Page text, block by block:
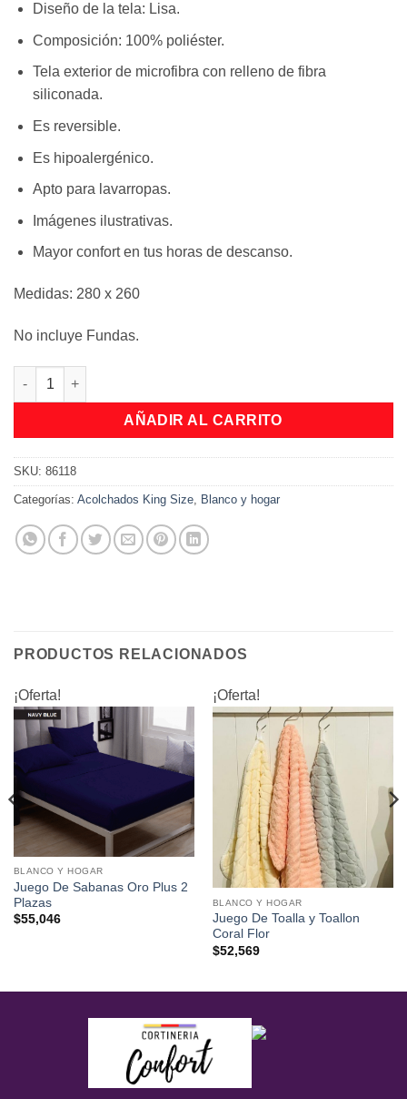
Diseño de la tela: Lisa.
Composición: 100% poliéster.
Tela exterior de microfibra con relleno de fibra
siliconada.
Es reversible.
Es hipoalergénico.
Apto para lavarropas.
Imágenes ilustrativas.
Mayor confort en tus horas de descanso.
Medidas: 280 x 260
No incluye Fundas.
Edredon Cdi 4 Estaciones King Size cantidad
AÑADIR AL CARRITO
SKU: 86118
Categorías: Acolchados King Size Blanco y hogar
PRODUCTOS RELACIONADOS
¡Oferta!
BLANCO Y HOGAR
Juego De Sabanas Oro Plus 2
Plazas
$55,046
¡Oferta!
BLANCO Y HOGAR
Juego De Toalla y Toallon
Coral Flor
$52,569